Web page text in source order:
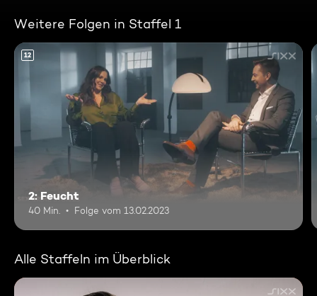
Weitere Folgen in Staffel 1
12
2: Feucht
40 Min. Folge vom 13.02.2023
Alle Staffeln im Überblick